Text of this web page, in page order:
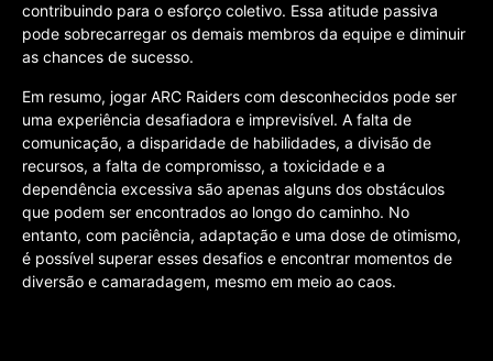
contribuindo para o esforço coletivo. Essa atitude passiva
pode sobrecarregar os demais membros da equipe e diminuir
as chances de sucesso.
Em resumo, jogar ARC Raiders com desconhecidos pode ser
uma experiência desafiadora e imprevisível. A falta de
comunicação, a disparidade de habilidades, a divisão de
recursos, a falta de compromisso, a toxicidade e a
dependência excessiva são apenas alguns dos obstáculos
que podem ser encontrados ao longo do caminho. No
entanto, com paciência, adaptação e uma dose de otimismo,
é possível superar esses desafios e encontrar momentos de
diversão e camaradagem, mesmo em meio ao caos.